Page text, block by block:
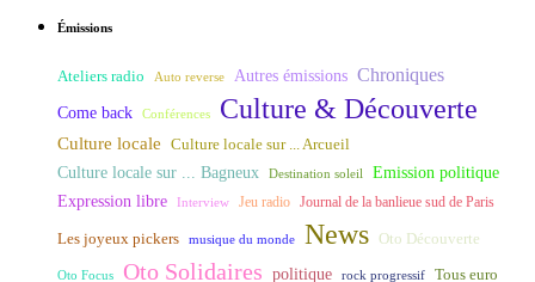
Émissions
Ateliers radio Auto reverse Autres émissions Chroniques
Come back Conférences Culture & Découverte
Culture locale Culture locale sur ... Arcueil
Culture locale sur ... Bagneux Destination soleil Emission politique
Expression libre Interview Jeu radio Journal de la banlieue sud de Paris
Les joyeux pickers musique du monde News Oto Découverte
Oto Focus Oto Solidaires politique rock progressif Tous euro